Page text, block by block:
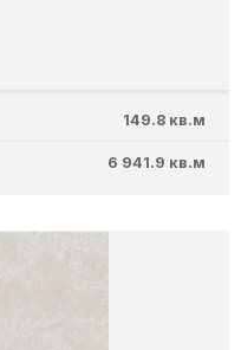
149.8 кв.м
6 941.9 кв.м